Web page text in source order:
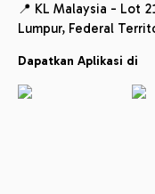
📍 KL Malaysia - Lot
Lumpur, Federal
Dapatkan Aplikasi di